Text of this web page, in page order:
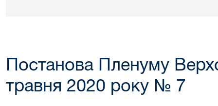
Постанова Пленуму
травня 2020 року № 7